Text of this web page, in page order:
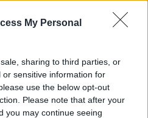
My Personal
sharing to third parties, or
sensitive information for
use the below opt-out
Please note that after your
you may continue seeing
την πιθανότητα να
καθημερινές
και οι μαρτυρίες
να αναφερθούν από
κρεβάτι μαζί τους.